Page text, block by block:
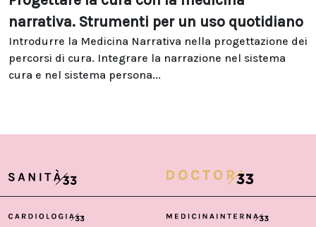
narrativa. Strumenti per un uso quotidiano
Introdurre la Medicina Narrativa nella progettazione dei
percorsi di cura. Integrare la narrazione nel sistema
cura e nel sistema persona...